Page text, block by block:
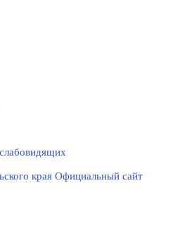
края Официальный сайт